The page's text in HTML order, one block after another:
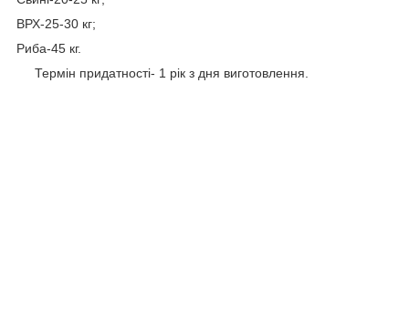
ВРХ-25-30 кг;
Риба-45 кг.
Термін придатності- 1 рік з дня виготовлення.